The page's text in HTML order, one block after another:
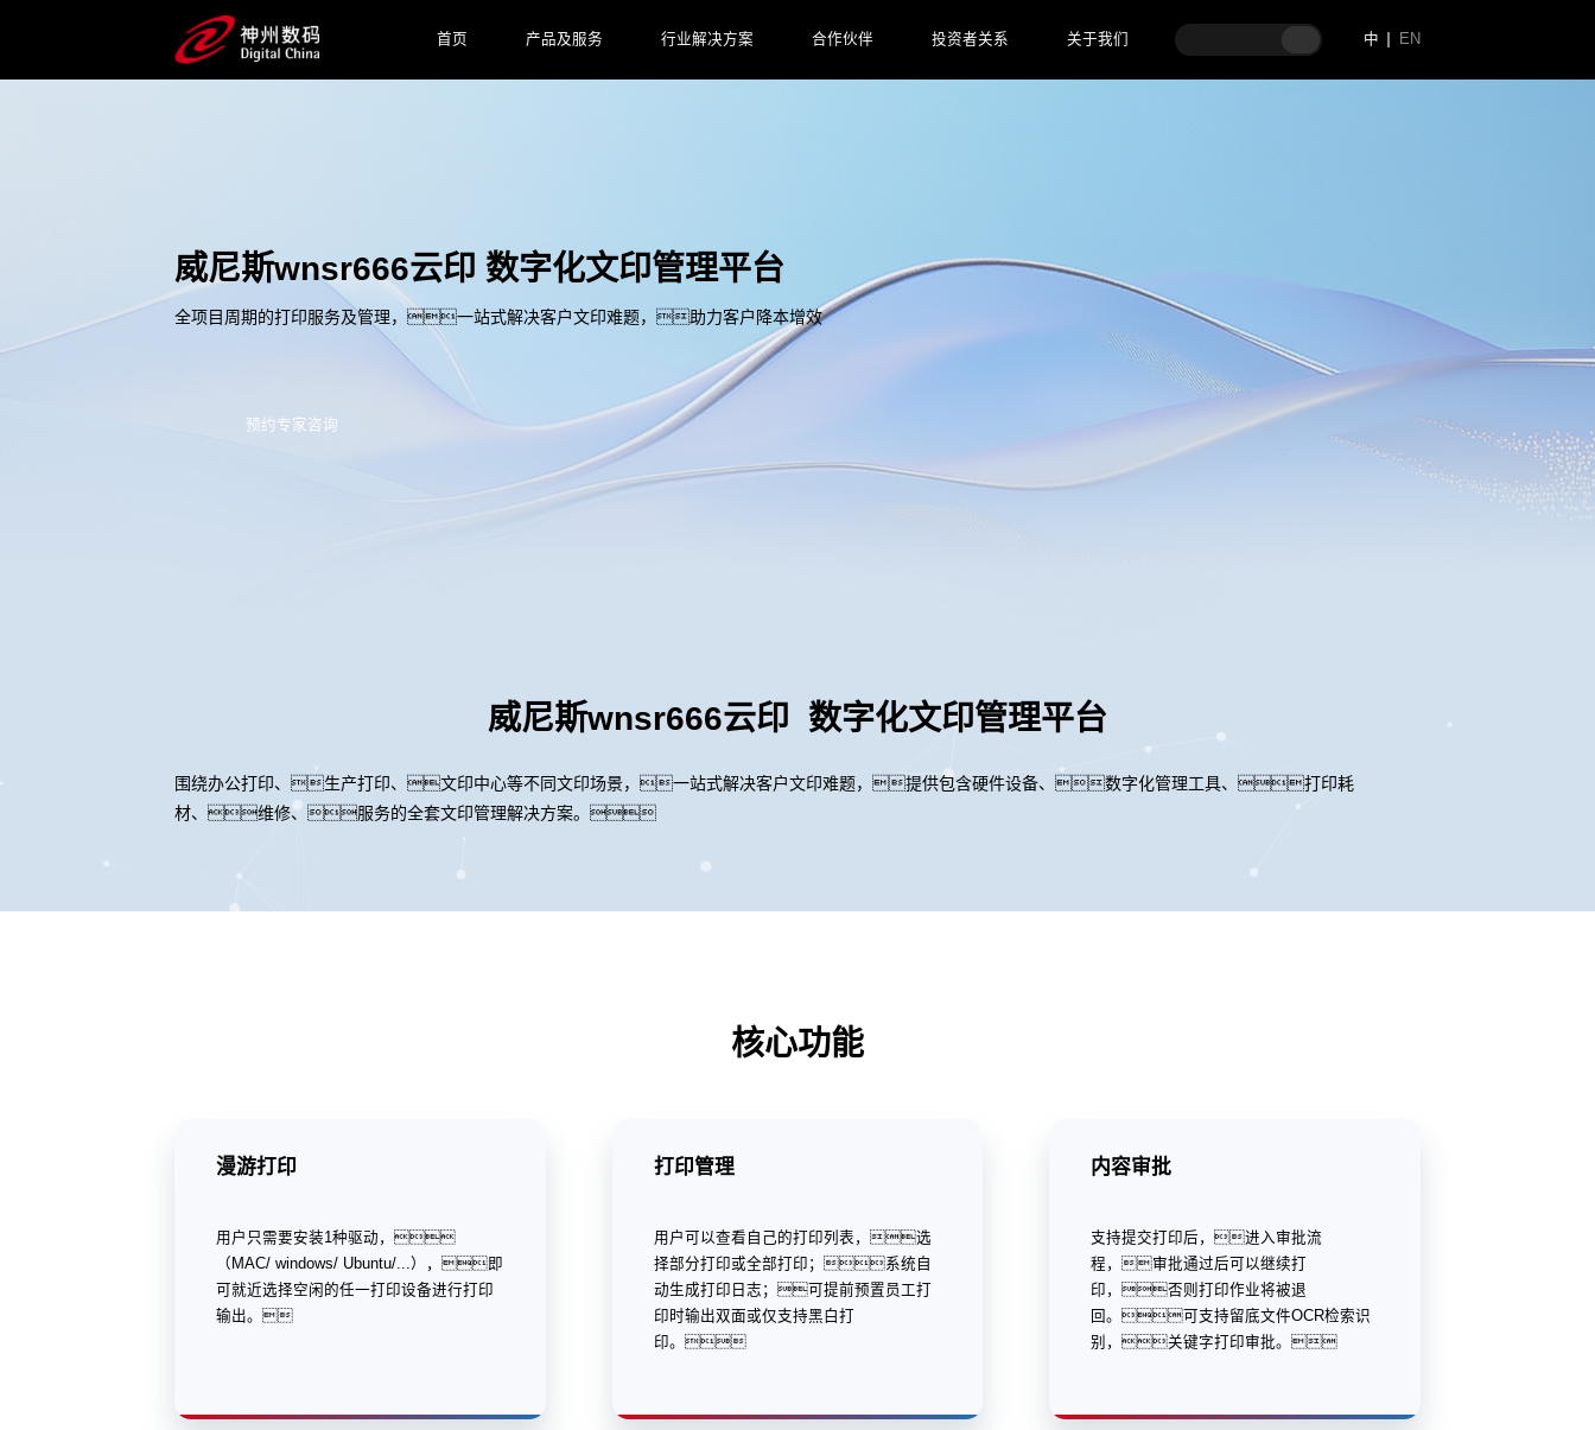
首页 产品及服务 行业解决方案 合作伙伴 投资者关系 关于我们 中 EN
威尼斯wnsr666云印 数字化文印管理平台
全项目周期的打印服务及管理，一站式解决客户文印难题，助力客户降本增效
预约专家咨询
威尼斯wnsr666云印 数字化文印管理平台
围绕办公打印、生产打印、文印中心等不同文印场景，一站式解决客户文印难题，提供包含硬件设备、数字化管理工具、打印耗
材、维修、服务的全套文印管理解决方案。
核心功能
漫游打印
用户只需要安装1种驱动，
（MAC/ windows/ Ubuntu/...），即
可就近选择空闲的任一打印设备进行打印
输出。
打印管理
用户可以查看自己的打印列表，选
择部分打印或全部打印；系统自
动生成打印日志；可提前预置员工打
印时输出双面或仅支持黑白打
印。
内容审批
支持提交打印后，进入审批流
程，审批通过后可以继续打
印，否则打印作业将被退
回。可支持留底文件OCR检索识
别，关键字打印审批。